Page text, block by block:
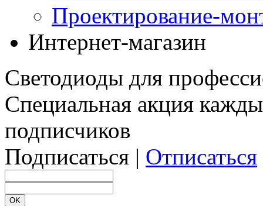
Проектирование-
Интернет-магазин
Светодиоды для
Специальная акция
подписчиков
Подписаться | Отписаться